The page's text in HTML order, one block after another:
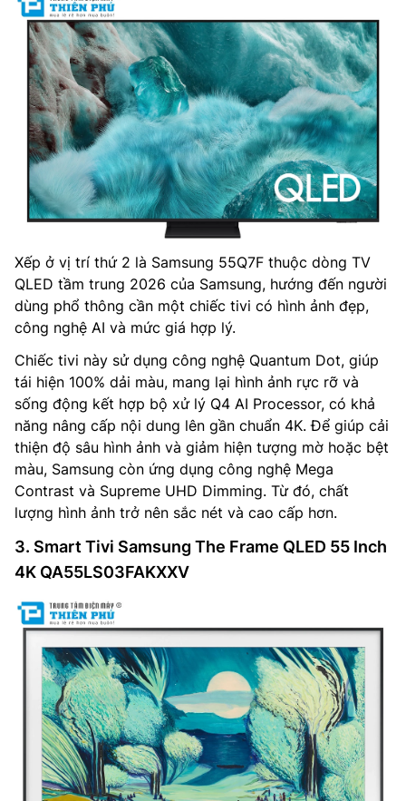
Xếp ở vị trí thứ 2 là Samsung 55Q7F thuộc dòng TV
QLED tầm trung 2026 của Samsung, hướng đến người
dùng phổ thông cần một chiếc tivi có hình ảnh đẹp,
công nghệ AI và mức giá hợp lý.
Chiếc tivi này sử dụng công nghệ Quantum Dot, giúp
tái hiện 100% dải màu, mang lại hình ảnh rực rỡ và
sống động kết hợp bộ xử lý Q4 AI Processor, có khả
năng nâng cấp nội dung lên gần chuẩn 4K. Để giúp cải
thiện độ sâu hình ảnh và giảm hiện tượng mờ hoặc bệt
màu, Samsung còn ứng dụng công nghệ Mega
Contrast và Supreme UHD Dimming. Từ đó, chất
lượng hình ảnh trở nên sắc nét và cao cấp hơn.
3. Smart Tivi Samsung The Frame QLED 55 Inch
4K QA55LS03FAKXXV